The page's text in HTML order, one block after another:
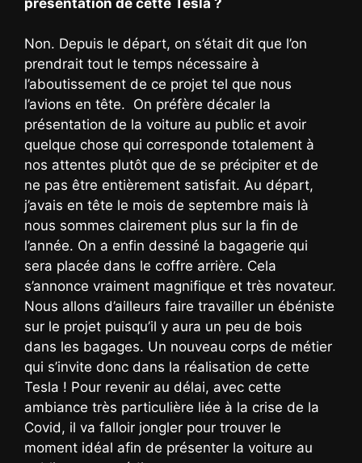
Non. Depuis le départ, on s’était dit que l’on
prendrait tout le temps nécessaire à
l’aboutissement de ce projet tel que nous
l’avions en tête. On préfère décaler la
présentation de la voiture au public et avoir
quelque chose qui corresponde totalement à
nos attentes plutôt que de se précipiter et de
ne pas être entièrement satisfait. Au départ,
j’avais en tête le mois de septembre mais là
nous sommes clairement plus sur la fin de
l’année. On a enfin dessiné la bagagerie qui
sera placée dans le coffre arrière. Cela
s’annonce vraiment magnifique et très novateur.
Nous allons d’ailleurs faire travailler un ébéniste
sur le projet puisqu’il y aura un peu de bois
dans les bagages. Un nouveau corps de métier
qui s’invite donc dans la réalisation de cette
Tesla ! Pour revenir au délai, avec cette
ambiance très particulière liée à la crise de la
Covid, il va falloir jongler pour trouver le
moment idéal afin de présenter la voiture au